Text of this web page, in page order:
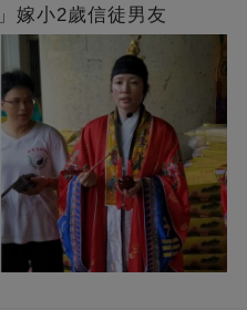
嫁小2歲信徒男友